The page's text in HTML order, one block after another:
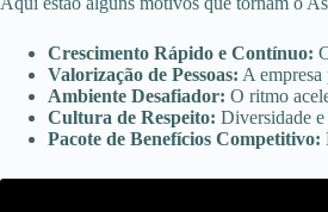
Crescimento Rápido e Contínuo:
Valorização de Pessoas: A
Ambiente Desafiador: O ritmo
Cultura de Respeito: Diversidade
Pacote de Benefícios Competitivo: